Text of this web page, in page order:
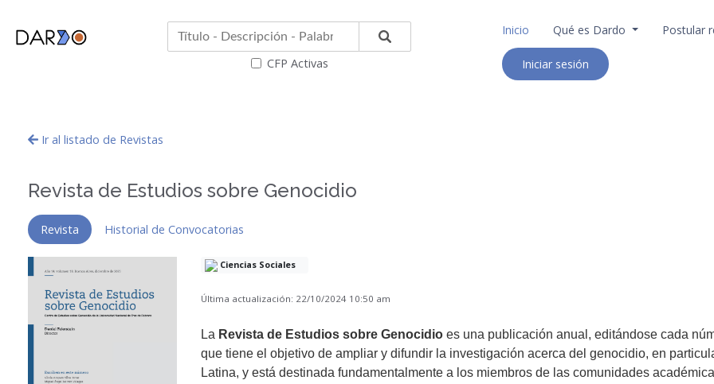
CFP Activas
Inicio Qué es Dardo Postular
Iniciar sesión
Ir al listado de Revistas
Revista de Estudios sobre Genocidio
Revista Historial de Convocatorias
Ciencias Sociales
Última actualización: 22/10/2024 10:50 am
La Revista de Estudios sobre Genocidio es una publicación anual, editándose cada
que tiene el objetivo de ampliar y difundir la investigación acerca del genocidio, en
Latina, y está destinada fundamentalmente a los miembros de las comunidades